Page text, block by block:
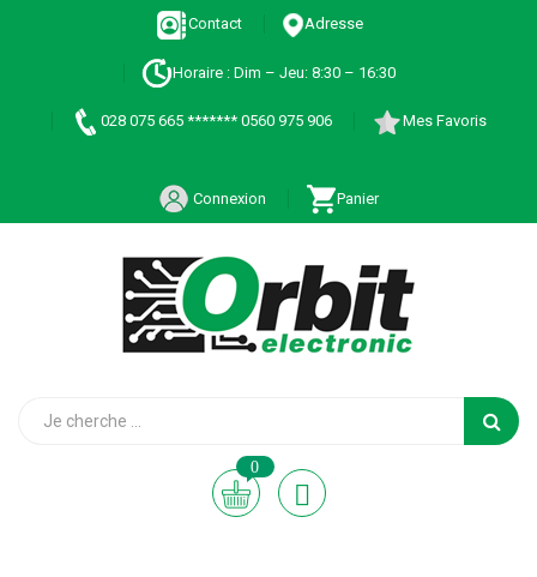
Contact Adresse
Horaire : Dim – Jeu: 8:30 – 16:30
028 075 665 ******* 0560 975 906 Mes Favoris
Connexion Panier
0